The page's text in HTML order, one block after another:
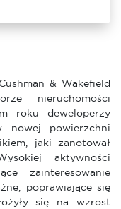
& Wakefield
nieruchomości
roku deweloperzy
nowej powierzchni
jaki zanotował
aktywności
zainteresowanie
poprawiające się
się na wzrost